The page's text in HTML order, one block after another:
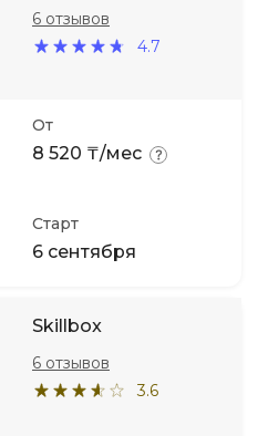
4.7
6 отзывов
От
8 520 ₸/мес
Старт
6 сентября
Skillbox
3.6
6 отзывов